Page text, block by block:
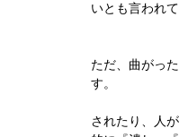
いとも言われ
ただ、曲がっ
す。
されたり、人